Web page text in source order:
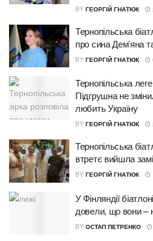
BY ГЕОРГІЙ ГНАТЮК
Тернопільська
про сина Дем’яна
BY ГЕОРГІЙ ГНАТЮК
Тернопільська
Підгрушна не
любить Україну
BY ГЕОРГІЙ ГНАТЮК
Тернопільська
втретє вийшла
BY ГЕОРГІЙ ГНАТЮК
У Фінляндії
довели, що вони –
BY ОСТАП ПЕТРЕНКО